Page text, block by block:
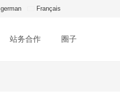
german Français
站务合作 圈子